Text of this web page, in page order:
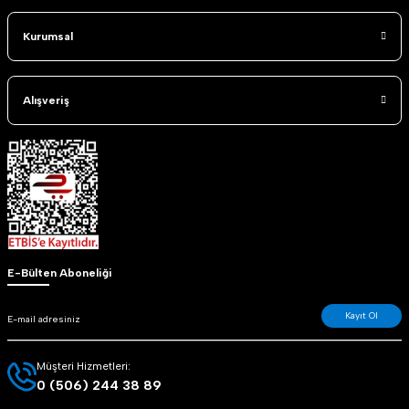
Kurumsal
Alışveriş
E-Bülten Aboneliği
Kayıt Ol
Müşteri Hizmetleri:
0 (506) 244 38 89